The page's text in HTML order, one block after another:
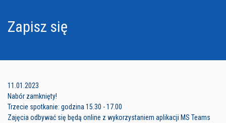
Zapisz się
11.01.2023
Nabór zamknięty!
Trzecie spotkanie: godzina 15.30 - 17.00
Zajęcia odbywać się będą online z wykorzystaniem aplikacji MS Teams
Ośrodek w Tarnowie